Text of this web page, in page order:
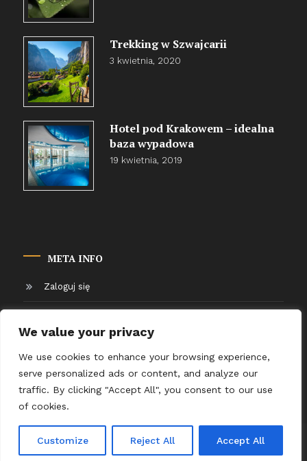
We value your privacy
We use cookies to enhance your browsing experience,
serve personalized ads or content, and analyze our
traffic. By clicking "Accept All", you consent to our use
of cookies.
Customize Reject All Accept All
Trekking w Szwajcarii
3 kwietnia, 2020
Hotel pod Krakowem – idealna
baza wypadowa
19 kwietnia, 2019
META INFO
Zaloguj się
WordPress.org
Advertisement
Color MagazineX|Theme: Color Magazine byMystery Themes